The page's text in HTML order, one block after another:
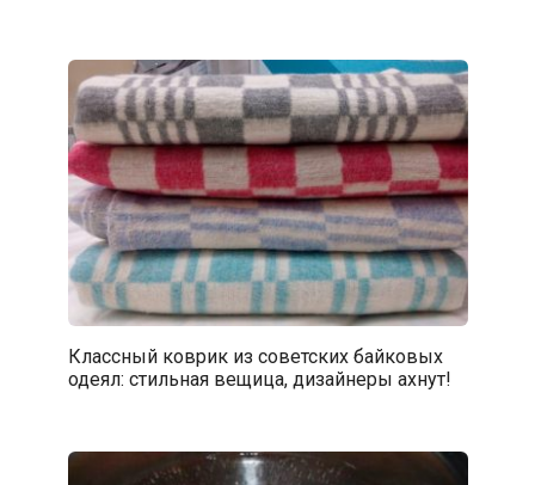
Классный коврик из советских байковых
одеял: стильная вещица, дизайнеры ахнут!